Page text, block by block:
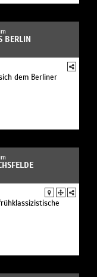
BERLIN
dem Berliner